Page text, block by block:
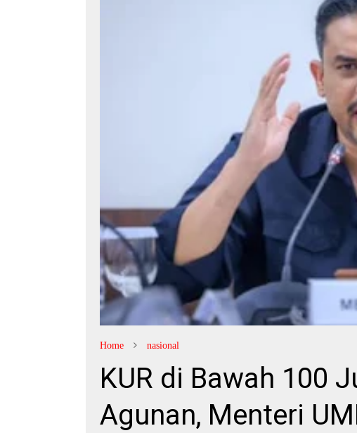
Home nasional
KUR di Bawah 100
Agunan, Menteri